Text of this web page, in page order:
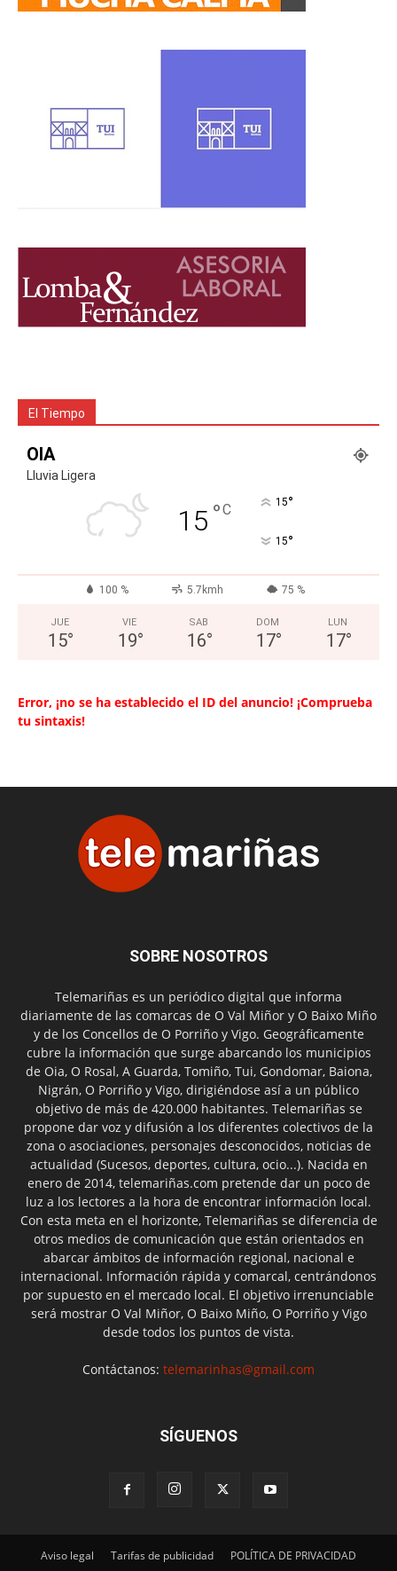
El Tiempo
OIA
Lluvia Ligera
15 °C 15°
15°
100 % 5.7kmh 75 %
JUE
15°
VIE
19°
SAB
16°
DOM
17°
LUN
17°
Error, ¡no se ha establecido el ID del anuncio! ¡Comprueba
tu sintaxis!
SOBRE NOSOTROS
Telemariñas es un periódico digital que informa
diariamente de las comarcas de O Val Miñor y O Baixo Miño
y de los Concellos de O Porriño y Vigo. Geográficamente
cubre la información que surge abarcando los municipios
de Oia, O Rosal, A Guarda, Tomiño, Tui, Gondomar, Baiona,
Nigrán, O Porriño y Vigo, dirigiéndose así a un público
objetivo de más de 420.000 habitantes. Telemariñas se
propone dar voz y difusión a los diferentes colectivos de la
zona o asociaciones, personajes desconocidos, noticias de
actualidad (Sucesos, deportes, cultura, ocio...). Nacida en
enero de 2014, telemariñas.com pretende dar un poco de
luz a los lectores a la hora de encontrar información local.
Con esta meta en el horizonte, Telemariñas se diferencia de
otros medios de comunicación que están orientados en
abarcar ámbitos de información regional, nacional e
internacional. Información rápida y comarcal, centrándonos
por supuesto en el mercado local. El objetivo irrenunciable
será mostrar O Val Miñor, O Baixo Miño, O Porriño y Vigo
desde todos los puntos de vista.
Contáctanos: telemarinhas@gmail.com
SÍGUENOS
Aviso legal Tarifas de publicidad POLÍTICA DE PRIVACIDAD